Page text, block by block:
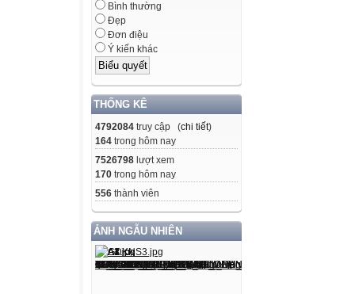
Bình thường
Đẹp
Đơn điệu
Ý kiến khác
THỐNG KÊ
4792084 truy cập (chi tiết)
164 trong hôm nay
7526798 lượt xem
170 trong hôm nay
556 thành viên
ẢNH NGẪU NHIÊN